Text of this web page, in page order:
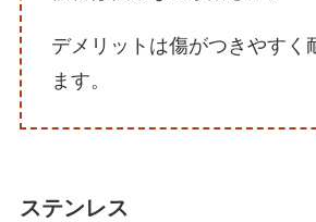
デメリットは傷がつきやすく
ます。
ステンレス